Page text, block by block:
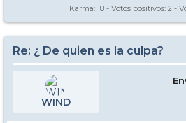
Karma: 18 - Votos positivos: 2 -
Re: ¿ De quien es la culpa?
WIND